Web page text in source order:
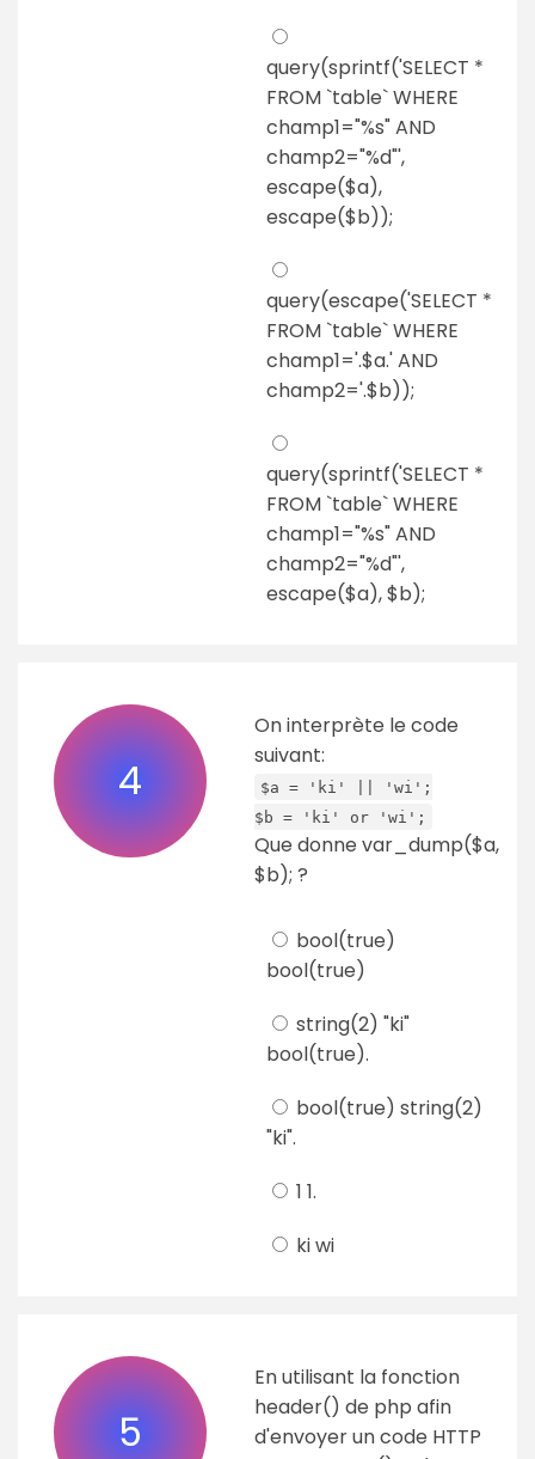
query(sprintf('SELECT *
FROM `table` WHERE
champ1="%s" AND
champ2="%d"',
escape($a),
escape($b));
query(escape('SELECT *
FROM `table` WHERE
champ1='.$a.' AND
champ2='.$b));
query(sprintf('SELECT *
FROM `table` WHERE
champ1="%s" AND
champ2="%d"',
escape($a), $b);
4
On interprète le code
suivant:
$a = 'ki' || 'wi';
$b = 'ki' or 'wi';
Que donne var_dump($a,
$b); ?
bool(true)
bool(true)
string(2) "ki"
bool(true).
bool(true) string(2)
"ki".
1 1.
ki wi
5
En utilisant la fonction
header() de php afin
d'envoyer un code HTTP